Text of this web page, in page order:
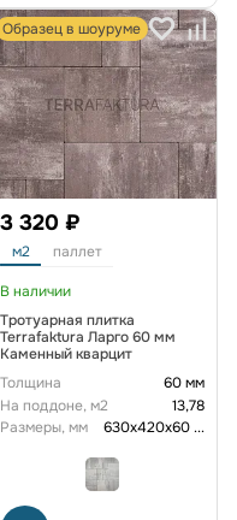
Образец в шоуруме
3 320 ₽
м2 паллет
В наличии
Тротуарная плитка
Terrafaktura Ларго 60 мм
Каменный кварцит
Толщина
60 мм
На поддоне, м2
13,78
Размеры, мм
630х420х60...